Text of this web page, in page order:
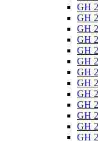
GH
GH
GH
GH
GH
GH
GH
GH
GH
GH
GH
GH
GH